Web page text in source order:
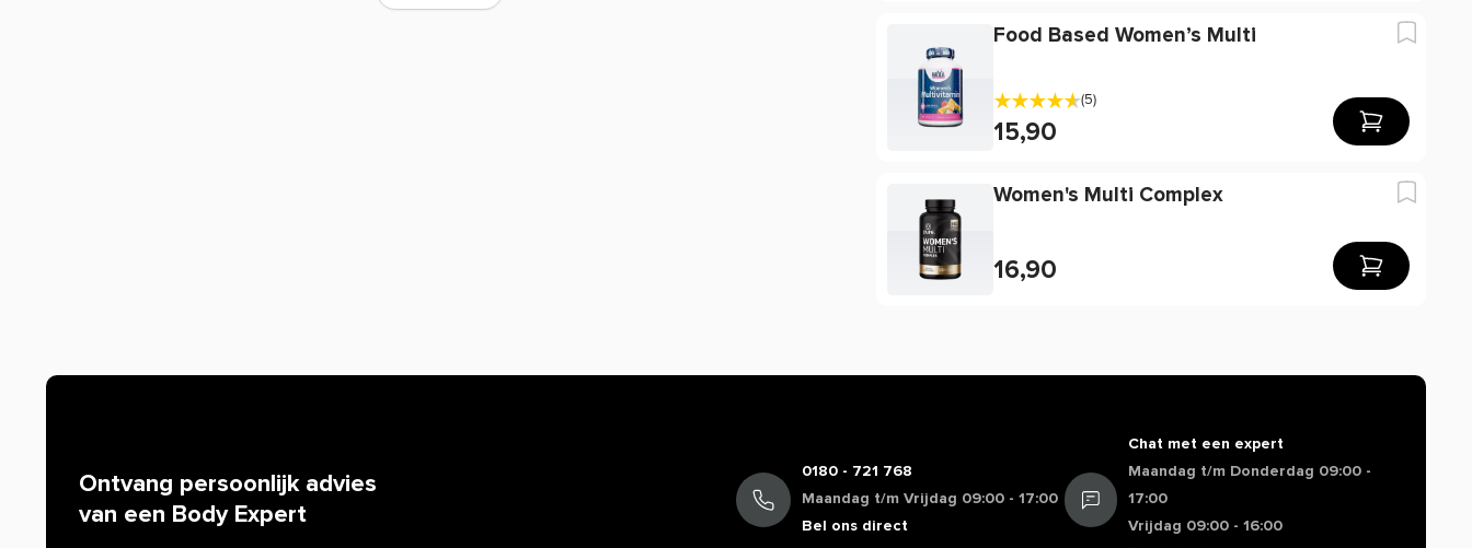
Food Based Women’s Multi
(5)
15,90
Women's Multi Complex
16,90
Ontvang persoonlijk advies
van een Body Expert
0180 - 721 768
Maandag t/m Vrijdag 09:00 - 17:00
Bel ons direct
Chat met een expert
Maandag t/m Donderdag 09:00 -
17:00
Vrijdag 09:00 - 16:00